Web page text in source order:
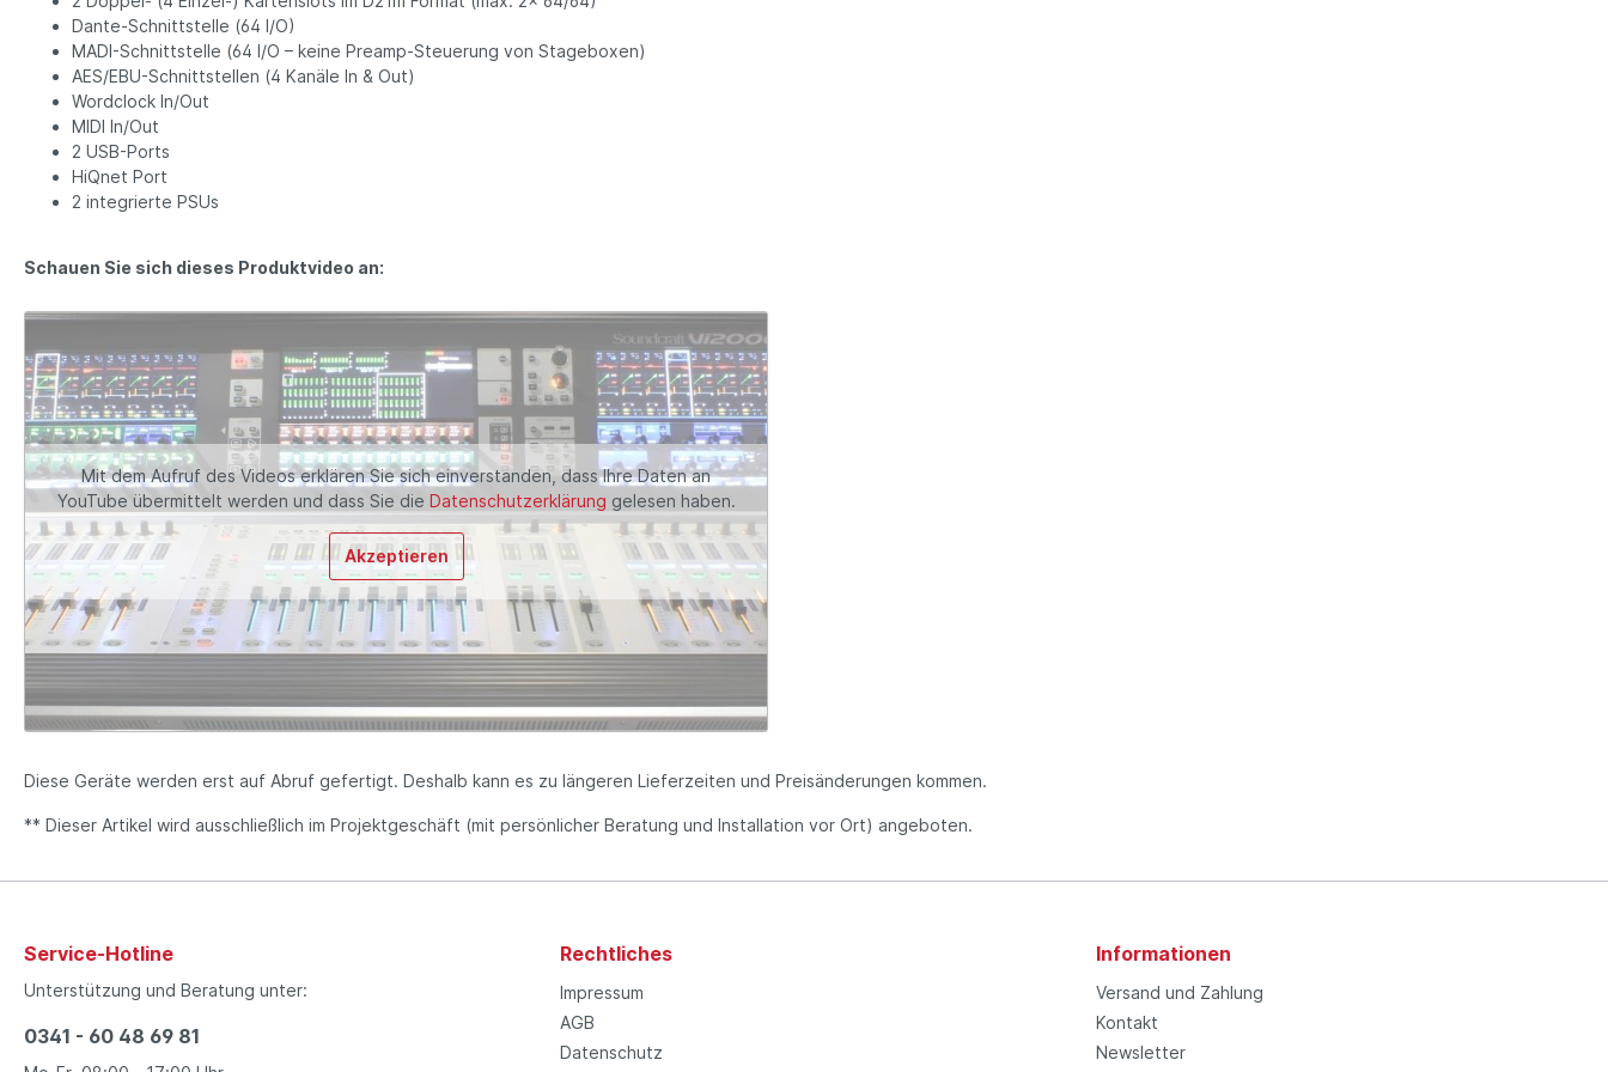
Dante-Schnittstelle (64 I/O)
MADI-Schnittstelle (64 I/O – keine Preamp-Steuerung von Stageboxen)
AES/EBU-Schnittstellen (4 Kanäle In & Out)
Wordclock In/Out
MIDI In/Out
2 USB-Ports
HiQnet Port
2 integrierte PSUs
Schauen Sie sich dieses Produktvideo an:
Mit dem Aufruf des Videos erklären Sie sich einverstanden, dass Ihre Daten an
YouTube übermittelt werden und dass Sie die Datenschutzerklärung gelesen haben.
Akzeptieren
Diese Geräte werden erst auf Abruf gefertigt. Deshalb kann es zu längeren Lieferzeiten und Preisänderungen kommen.
** Dieser Artikel wird ausschließlich im Projektgeschäft (mit persönlicher Beratung und Installation vor Ort) angeboten.
Service-Hotline
Unterstützung und Beratung unter:
0341 - 60 48 69 81
Rechtliches
Impressum
AGB
Datenschutz
Informationen
Versand und Zahlung
Kontakt
Newsletter